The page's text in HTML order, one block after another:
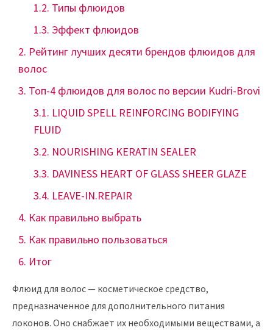
Типы флюидов
Эффект флюидов
Рейтинг лучших десяти брендов флюидов для
волос
Топ-4 флюидов для волос по версии Kudri-Brovi
LIQUID SPELL REINFORCING BODIFYING
FLUID
NOURISHING KERATIN SEALER
DAVINESS HEART OF GLASS SHEER GLAZE
LEAVE-IN.REPAIR
Как правильно выбрать
Как правильно пользоваться
Итог
Флюид для волос — косметическое средство,
предназначенное для дополнительного питания
локонов. Оно снабжает их необходимыми веществами, а